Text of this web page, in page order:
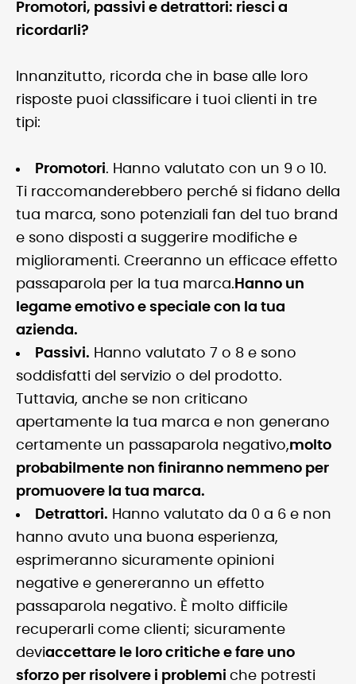
Promotori, passivi e detrattori: riesci a
ricordarli?
Innanzitutto, ricorda che in base alle loro
risposte puoi classificare i tuoi clienti in tre
tipi:
Promotori. Hanno valutato con un 9 o 10.
Ti raccomanderebbero perché si fidano della
tua marca, sono potenziali fan del tuo brand
e sono disposti a suggerire modifiche e
miglioramenti. Creeranno un efficace effetto
passaparola per la tua marca. Hanno un
legame emotivo e speciale con la tua
azienda.
Passivi. Hanno valutato 7 o 8 e sono
soddisfatti del servizio o del prodotto.
Tuttavia, anche se non criticano
apertamente la tua marca e non generano
certamente un passaparola negativo,molto
probabilmente non finiranno nemmeno per
promuovere la tua marca.
Detrattori. Hanno valutato da 0 a 6 e non
hanno avuto una buona esperienza,
esprimeranno sicuramente opinioni
negative e genereranno un effetto
passaparola negativo. È molto difficile
recuperarli come clienti; sicuramente
deviaccettare le loro critiche e fare uno
sforzo per risolvere i problemi che potresti